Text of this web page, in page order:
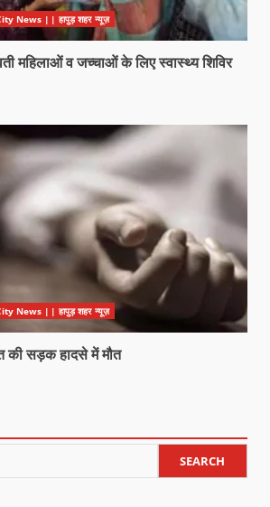
News || हापुड़ शहर न्यूज़
महिलाओं व जच्चाओं के लिए स्वास्थ्य शिविर
News || हापुड़ शहर न्यूज़
की सड़क हादसे में मौत
SEARCH